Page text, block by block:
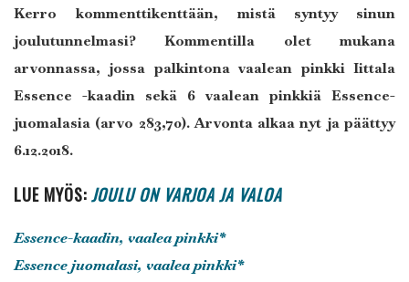
Kerro kommenttikenttään, mistä syntyy sinun
joulutunnelmasi? Kommentilla olet mukana
arvonnassa, jossa palkintona vaalean pinkki Iittala
Essence -kaadin sekä 6 vaalean pinkkiä Essence-
juomalasia (arvo 283,70). Arvonta alkaa nyt ja päättyy
6.12.2018.
LUE MYÖS:JOULU ON VARJOA JA VALOA
Essence-kaadin, vaalea pinkki*
Essence juomalasi, vaalea pinkki*